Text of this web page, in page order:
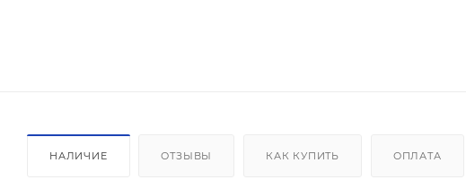
НАЛИЧИЕ ОТЗЫВЫ КАК КУПИТЬ ОПЛАТА